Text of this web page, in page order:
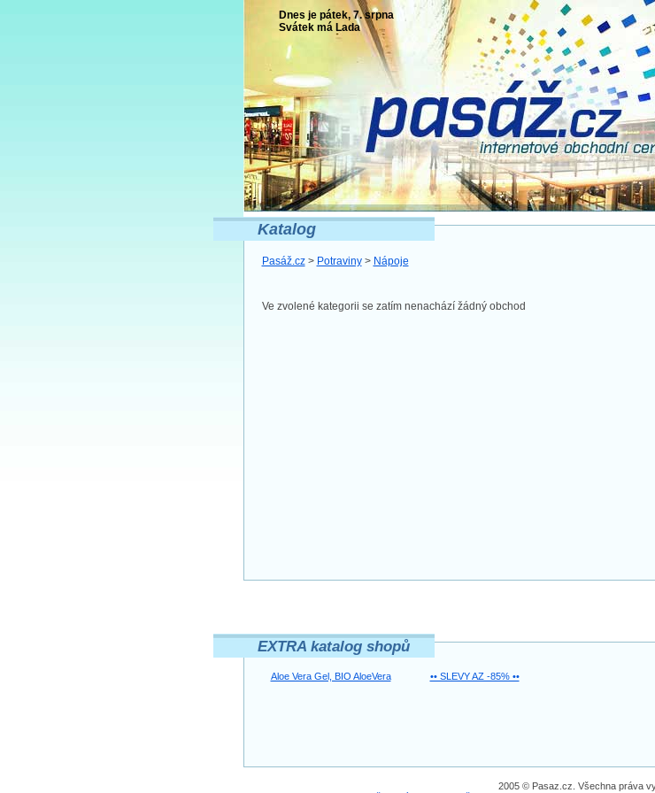
Dnes je pátek, 7. srpna
Svátek má Lada
Katalog
Pasáž.cz> Potraviny> Nápoje
Ve zvolené kategorii se zatím nenachází žádný obchod
EXTRA katalog shopů
Aloe Vera Gel, BIO AloeVera •• SLEVY AZ -85% ••
2005 © Pasaz.cz. Všechna práva